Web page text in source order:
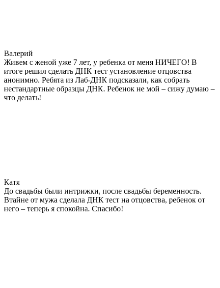
Валерий
Живем с женой уже 7 лет, у ребенка от меня НИЧЕГО! В
итоге решил сделать ДНК тест установление отцовства
анонимно. Ребята из Лаб-ДНК подсказали, как собрать
нестандартные образцы ДНК. Ребенок не мой – сижу думаю –
что делать!
Катя
До свадьбы были интрижки, после свадьбы беременность.
Втайне от мужа сделала ДНК тест на отцовства, ребенок от
него – теперь я спокойна. Спасибо!